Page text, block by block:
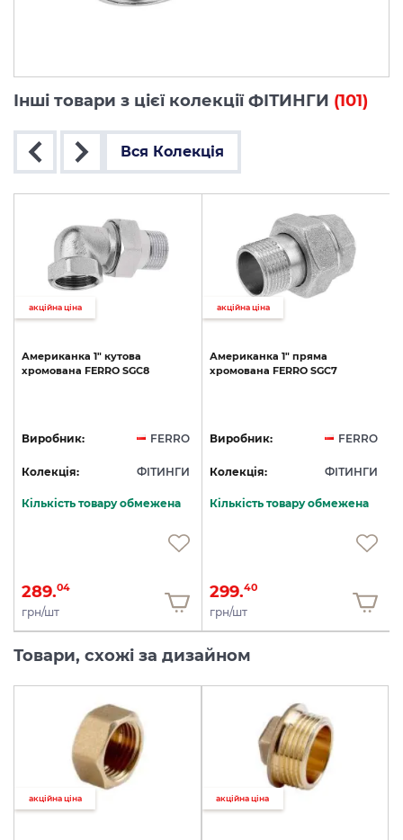
Інші товари з цієї колекції ФІТИНГИ (101)
Вся Колекція
акційна ціна
Американка 1" кутова
хромована FERRO SGC8
Виробник: FERRO
Колекція: ФІТИНГИ
Кількість товару обмежена
289.04
грн/шт
акційна ціна
Американка 1" пряма
хромована FERRO SGC7
Виробник: FERRO
Колекція: ФІТИНГИ
Кількість товару обмежена
299.40
грн/шт
Товари, схожі за дизайном
акційна ціна акційна ціна